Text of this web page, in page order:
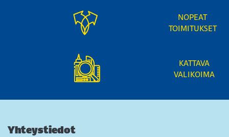
NOPEAT
TOIMITUKSET
KATTAVA
VALIKOIMA
Yhteystiedot